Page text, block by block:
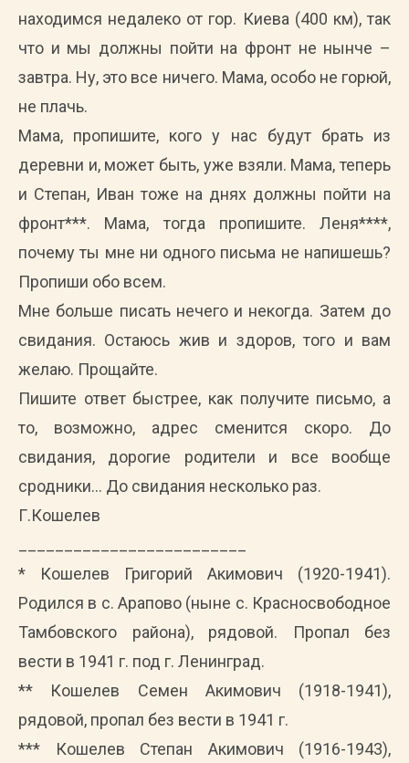
находимся недалеко от гор. Киева (400 км), так
что и мы должны пойти на фронт не нынче –
завтра. Ну, это все ничего. Мама, особо не горюй,
не плачь.
Мама, пропишите, кого у нас будут брать из
деревни и, может быть, уже взяли. Мама, теперь
и Степан, Иван тоже на днях должны пойти на
фронт***. Мама, тогда пропишите. Леня****,
почему ты мне ни одного письма не напишешь?
Пропиши обо всем.
Мне больше писать нечего и некогда. Затем до
свидания. Остаюсь жив и здоров, того и вам
желаю. Прощайте.
Пишите ответ быстрее, как получите письмо, а
то, возможно, адрес сменится скоро. До
свидания, дорогие родители и все вообще
сродники… До свидания несколько раз.
Г.Кошелев
* Кошелев Григорий Акимович (1920-1941).
Родился в с. Арапово (ныне с. Красносвободное
Тамбовского района), рядовой. Пропал без
вести в 1941 г. под г. Ленинград.
** Кошелев Семен Акимович (1918-1941),
рядовой, пропал без вести в 1941 г.
*** Кошелев Степан Акимович (1916-1943),